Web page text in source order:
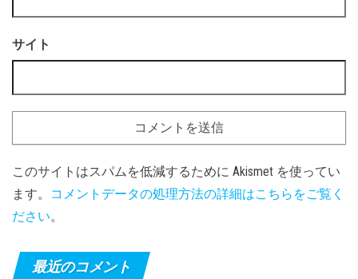
サイト
このサイトはスパムを低減するために Akismet を使ってい
ます。
コメントデータの処理方法の詳細はこちらをご覧く
ださい。
最近のコメント